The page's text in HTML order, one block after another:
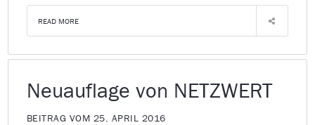
READ MORE
Neuauflage von NETZWERT
BEITRAG VOM 25. APRIL 2016